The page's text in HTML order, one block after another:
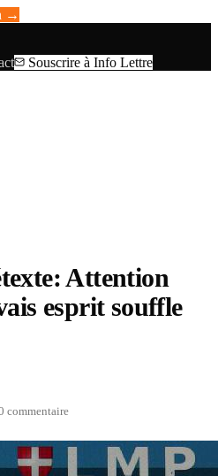
→
Souscrire à Info Lettre
Attention
esprit souffle
commentaire